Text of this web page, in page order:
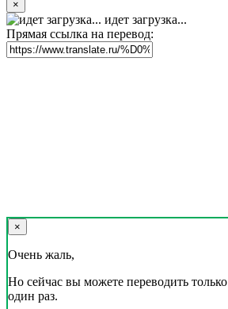
×
идет загрузка...
Прямая ссылка на перевод:
×
Очень жаль,
Но сейчас вы можете переводить только
один раз.